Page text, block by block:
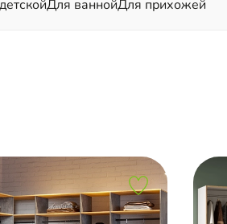
Для ваннойДля прихожей